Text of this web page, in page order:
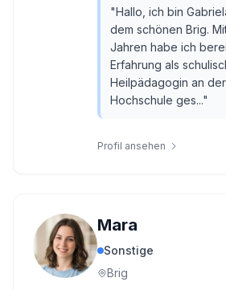
"Hallo, ich bin
dem schönen Brig.
Jahren habe ich
Erfahrung als
Heilpädagogin an
Hochschule ges..."
Profil ansehen
Mara
Sonstige
Brig